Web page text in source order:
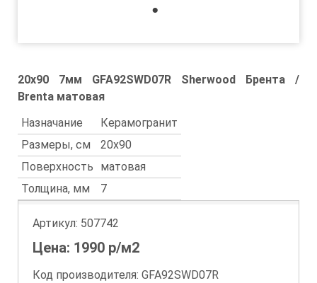
20x90 7мм GFA92SWD07R Sherwood Брента /
Brenta матовая
Назначание
Керамогранит
Размеры, см
20x90
Поверхность
матовая
Толщина, мм
7
Артикул: 507742
Цена: 1990 р/м2
Код производителя: GFA92SWD07R